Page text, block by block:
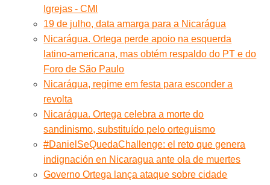
Igrejas - CMI
19 de julho, data amarga para a Nicarágua
Nicarágua. Ortega perde apoio na esquerda
latino-americana, mas obtém respaldo do PT e do
Foro de São Paulo
Nicarágua, regime em festa para esconder a
revolta
Nicarágua. Ortega celebra a morte do
sandinismo, substituído pelo orteguismo
#DanielSeQuedaChallenge: el reto que genera
indignación en Nicaragua ante ola de muertes
Governo Ortega lança ataque sobre cidade